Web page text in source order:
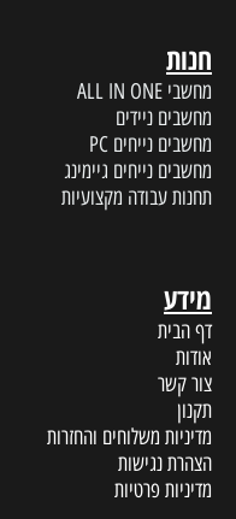
חנות
מחשבי ALL IN ONE
מחשבים ניידים
מחשבים נייחים PC
מחשבים נייחים גיימינג
תחנות עבודה מקצועיות
מידע
דף הבית
אודות
צור קשר
תקנון
מדיניות משלוחים והחזרות
הצהרת נגישות
מדיניות פרטיות